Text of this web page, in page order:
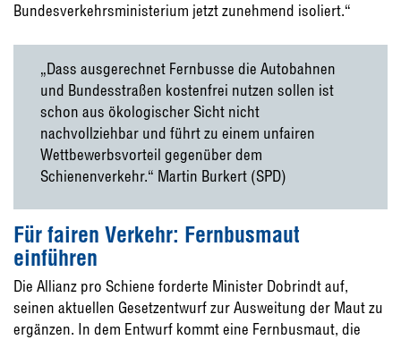
Bundesverkehrsministerium jetzt zunehmend isoliert.“
„Dass ausgerechnet Fernbusse die Autobahnen
und Bundesstraßen kostenfrei nutzen sollen ist
schon aus ökologischer Sicht nicht
nachvollziehbar und führt zu einem unfairen
Wettbewerbsvorteil gegenüber dem
Schienenverkehr.“ Martin Burkert (SPD)
Für fairen Verkehr: Fernbusmaut
einführen
Die Allianz pro Schiene forderte Minister Dobrindt auf,
seinen aktuellen Gesetzentwurf zur Ausweitung der Maut zu
ergänzen. In dem Entwurf kommt eine Fernbusmaut, die